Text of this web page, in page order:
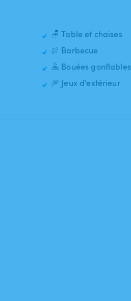
🪑 Table et chaises
🍖 Barbecue
🤽 Bouées gonflables
🥏 Jeux d'extérieur